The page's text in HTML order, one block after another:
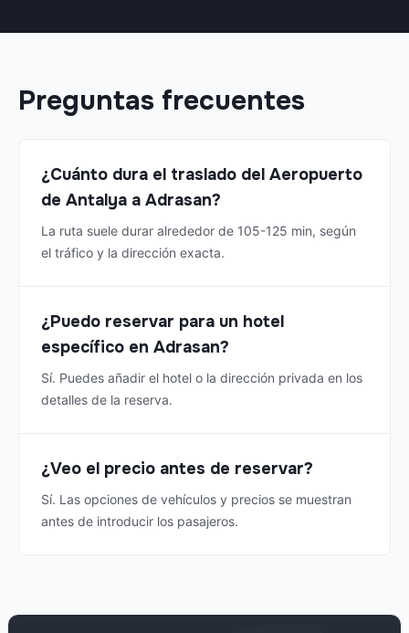
Preguntas frecuentes
¿Cuánto dura el traslado del Aeropuerto
de Antalya a Adrasan?
La ruta suele durar alrededor de 105-125 min, según
el tráfico y la dirección exacta.
¿Puedo reservar para un hotel
específico en Adrasan?
Sí. Puedes añadir el hotel o la dirección privada en los
detalles de la reserva.
¿Veo el precio antes de reservar?
Sí. Las opciones de vehículos y precios se muestran
antes de introducir los pasajeros.